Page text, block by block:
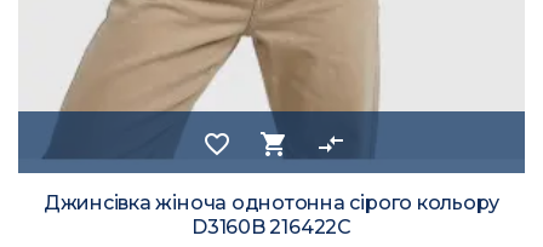
favorite_border shopping_cart compare_arrows
Джинсівка жіноча однотонна сірого кольору
D3160B 216422C